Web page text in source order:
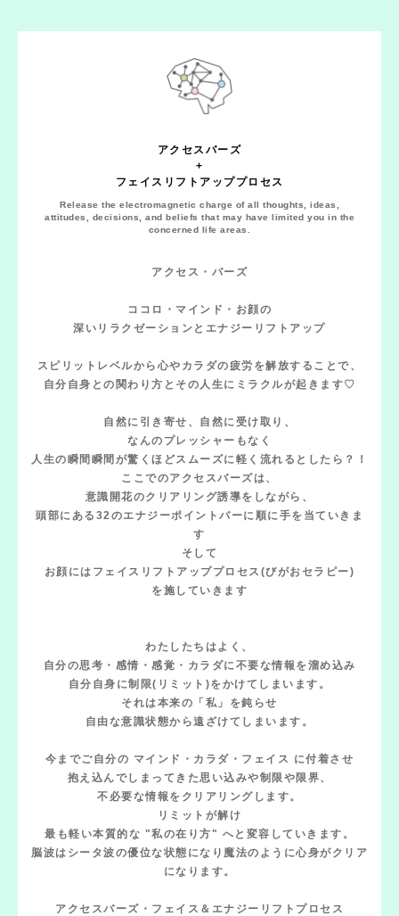
アクセスバーズ
+
フェイスリフトアッププロセス
Release the electromagnetic charge of all thoughts, ideas,
attitudes, decisions, and beliefs that may have limited you in the
concerned life areas.
アクセス・バーズ
ココロ・マインド・お顔の
深いリラクゼーションとエナジーリフトアップ
スピリットレベルから心やカラダの疲労を解放することで、
自分自身との関わり方とその人生にミラクルが起きます♡
自然に引き寄せ、自然に受け取り、
なんのプレッシャーもなく
人生の瞬間瞬間が驚くほどスムーズに軽く流れるとしたら？！
ここでのアクセスバーズは、
意識開花のクリアリング誘導をしながら、
頭部にある32のエナジーポイントバーに順に手を当ていきま
す
そして
お顔にはフェイスリフトアッププロセス(びがおセラピー)
を施していきます
わたしたちはよく、
自分の思考・感情・感覚・カラダに不要な情報を溜め込み
自分自身に制限(リミット)をかけてしまいます。
それは本来の「私」を鈍らせ
自由な意識状態から遠ざけてしまいます。
今までご自分の マインド・カラダ・フェイス に付着させ
抱え込んでしまってきた思い込みや制限や限界、
不必要な情報をクリアリングします。
リミットが解け
最も軽い本質的な "私の在り方" へと変容していきます。
脳波はシータ波の優位な状態になり魔法のように心身がクリア
になります。
アクセスバーズ・フェイス＆エナジーリフトプロセス